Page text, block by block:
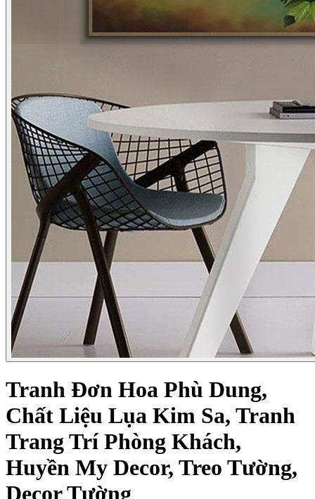
Tranh Đơn Hoa Phù Dung,
Chất Liệu Lụa Kim Sa, Tranh
Trang Trí Phòng Khách,
Huyền My Decor, Treo Tường,
Decor Tường